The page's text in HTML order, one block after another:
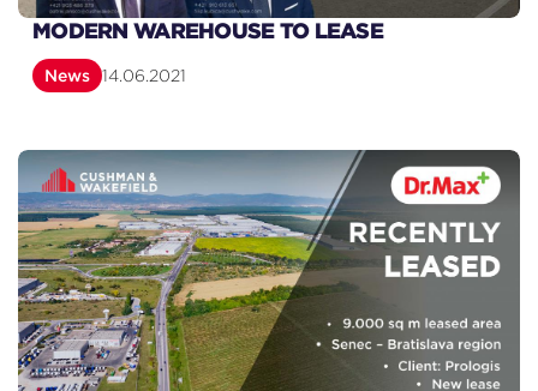
News 14.06.2021
MODERN WAREHOUSE TO LEASE